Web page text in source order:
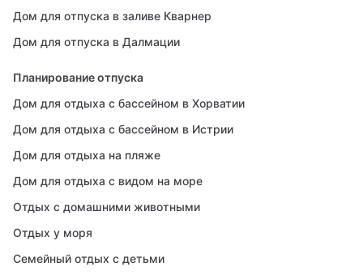
Дом для отпуска в заливе Кварнер
Дом для отпуска в Далмации
Планирование отпуска
Дом для отдыха с бассейном в Хорватии
Дом для отдыха с бассейном в Истрии
Дом для отдыха на пляже
Дом для отдыха с видом на море
Отдых с домашними животными
Отдых у моря
Семейный отдых с детьми